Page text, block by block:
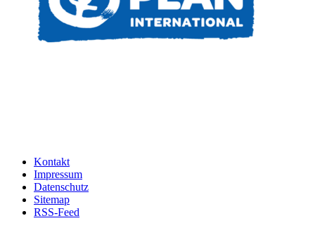
Kontakt
Impressum
Datenschutz
Sitemap
RSS-Feed